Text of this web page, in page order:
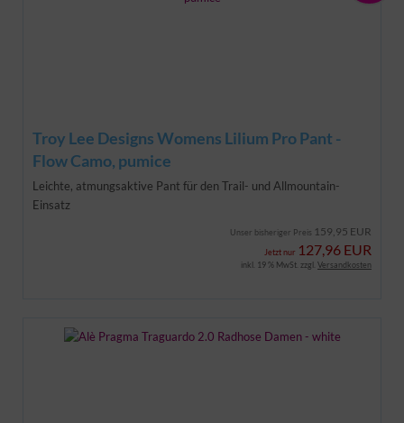
Troy Lee Designs Womens Lilium Pro Pant -
Flow Camo, pumice
Leichte, atmungsaktive Pant für den Trail- und Allmountain-
Einsatz
Unser bisheriger Preis 159,95 EUR
Jetzt nur 127,96 EUR
inkl. 19 % MwSt. zzgl. Versandkosten